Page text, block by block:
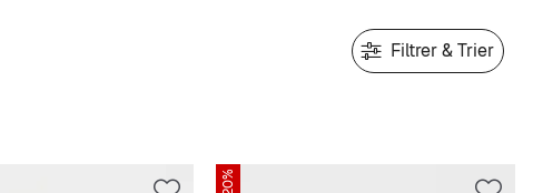
Filtrer & Trier
-20%